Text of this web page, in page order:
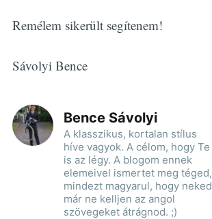
Remélem sikerült segítenem!
Sávolyi Bence
Bence Sávolyi
A klasszikus, kortalan stílus
híve vagyok. A célom, hogy Te
is az légy. A blogom ennek
elemeivel ismertet meg téged,
mindezt magyarul, hogy neked
már ne kelljen az angol
szövegeket átrágnod. ;)